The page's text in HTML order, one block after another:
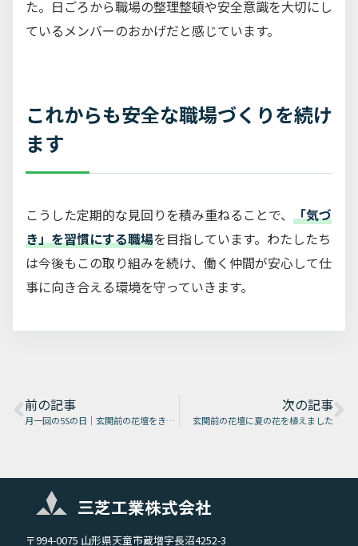
た。日ごろから職場の整理整頓や安全意識を大切にし
ているメンバーのおかげだと感じています。
これからも安全な職場づくりを続け
ます
こうした定期的な見回りを積み重ねることで、 「気づ
き」を習慣にする職場を目指しています。わたしたち
は今後もこの取り組みを続け、働く仲間が安心して仕
事に向き合える環境を守っていきます。
前の記事
月一回の5Sの日｜玄関前の花壇をきれいにしました
次の記事
玄関前の花壇に夏の花を植えました
三芝工業株式会社
〒994-0075 山形県天童市蔵増字長沼4252-3